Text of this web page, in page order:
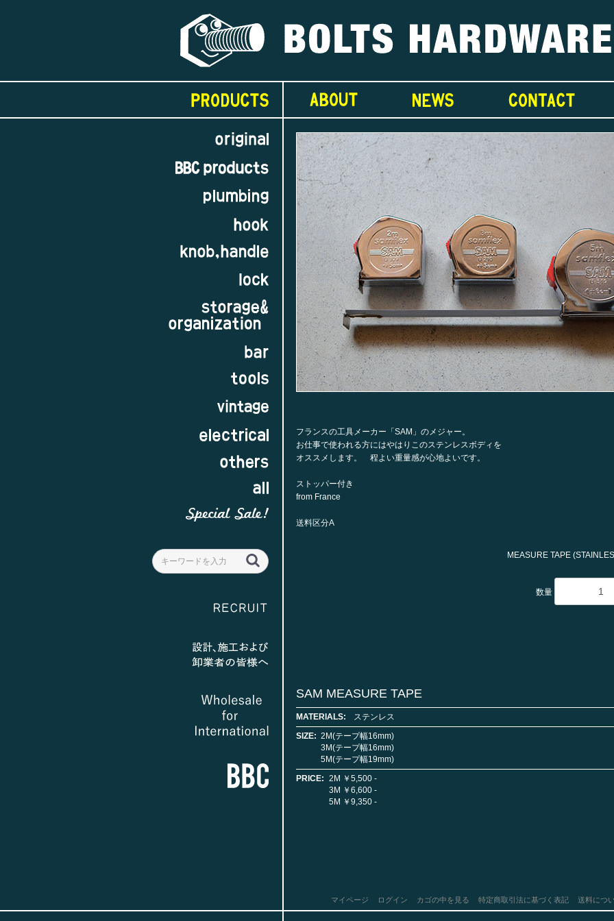
フランスの工具メーカー「SAM」のメジャー。
お仕事で使われる方にはやはりこのステンレスボディを
オススメします。 程よい重量感が心地よいです。
ストッパー付き
from France
送料区分A
MEASURE TAPE
数量
SAM MEASURE TAPE
MATERIALS:
ステンレス
SIZE: 2M(テープ幅16mm)
3M(テープ幅16mm)
5M(テープ幅19mm)
PRICE: 2M ￥5,500 -
3M ￥6,600 -
5M ￥9,350 -
マイページ ログイン カゴの中を見る 特定商取引法に基づく表記 送料につ